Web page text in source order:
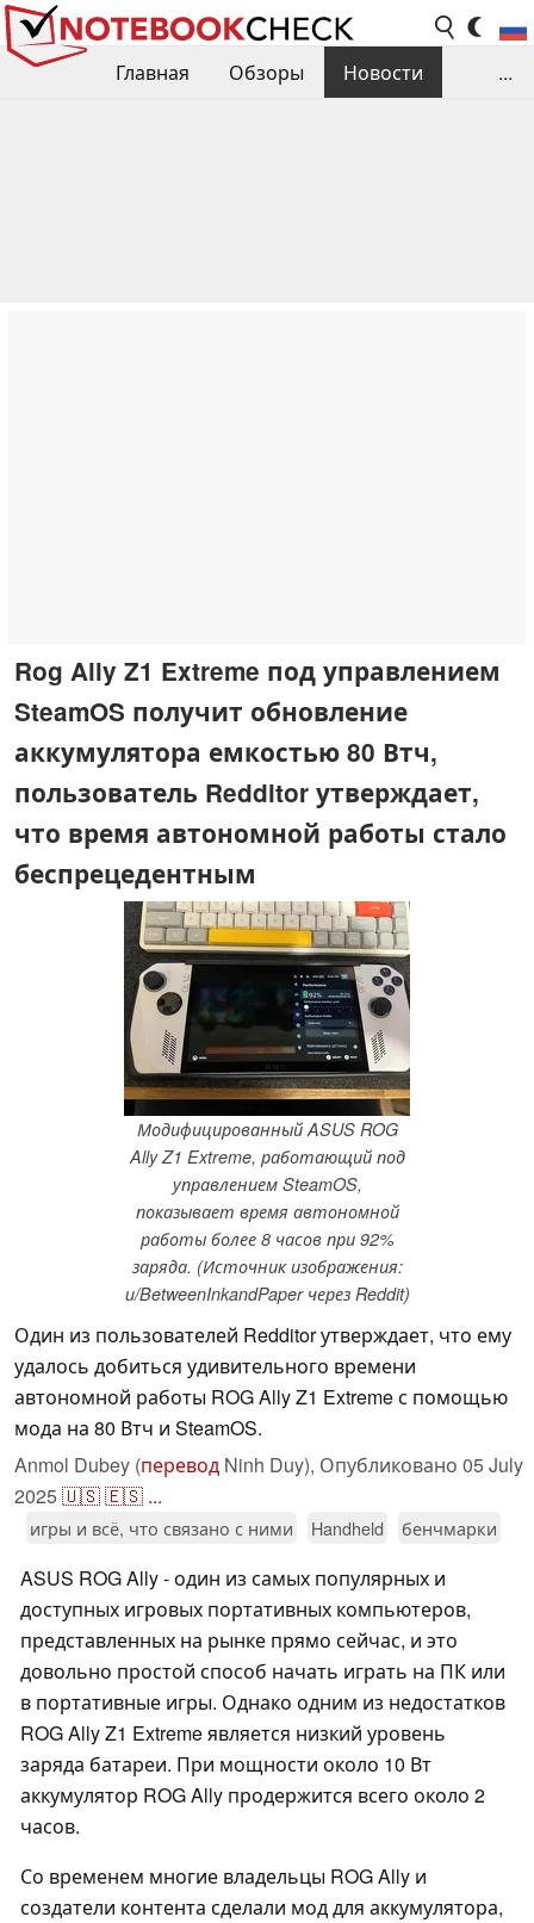
Главная Обзоры
Новости
...
Rog Ally Z1 Extreme под управлением
SteamOS получит обновление
аккумулятора емкостью 80 Втч,
пользователь Redditor утверждает,
что время автономной работы стало
беспрецедентным
Модифицированный ASUS ROG
Ally Z1 Extreme, работающий под
управлением SteamOS,
показывает время автономной
работы более 8 часов при 92%
заряда. (Источник изображения:
u/BetweenInkandPaper через Reddit)
Один из пользователей Redditor утверждает, что ему
удалось добиться удивительного времени
автономной работы ROG Ally Z1 Extreme с помощью
мода на 80 Втч и SteamOS.
Anmol Dubey (перевод Ninh Duy), Опубликовано 05 July
2025🇺🇸🇪🇸 ...
игры и всё, что связано с ними Handheld бенчмарки
ASUS ROG Ally - один из самых популярных и
доступных игровых портативных компьютеров,
представленных на рынке прямо сейчас, и это
довольно простой способ начать играть на ПК или
в портативные игры. Однако одним из недостатков
ROG Ally Z1 Extreme является низкий уровень
заряда батареи. При мощности около 10 Вт
аккумулятор ROG Ally продержится всего около 2
часов.
Со временем многие владельцы ROG Ally и
создатели контента сделали мод для аккумулятора,